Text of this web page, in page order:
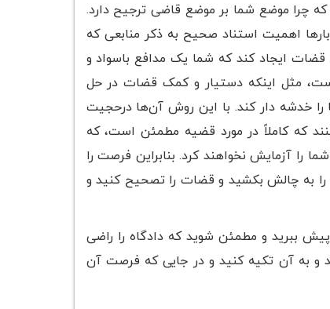
چرا موضع شما بر موضع قاضی ترجیح دارد.
اهمیت استناد صحیح به ذکر منابعی که
قضات ایجاد کند که شما یک مدافع باسواد و
مثل اینکه دستیار و کمک قضات در حل
را خدشه دار کند. با این روش آن‌ها درحجیت
که کاملاً در مورد قضیه مطمئن است، که
را آزمایش نخواهند کرد. بنابراین فرصت را
را به چالش بکشید و قضات را تصحیح کنید و
ببرید و مطمئن شوید که دادگاه را راضی
و به آن تکیه کنید و در جایی که فرصت آن